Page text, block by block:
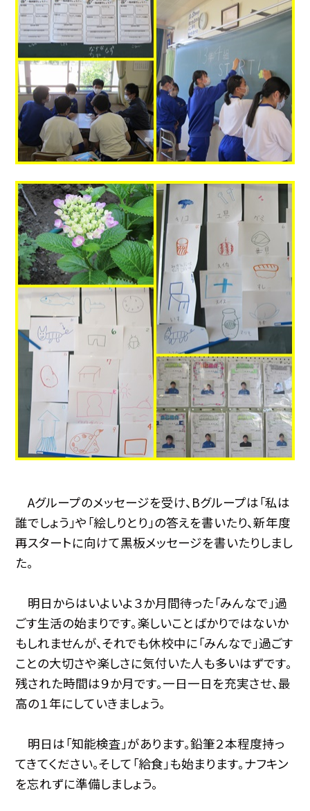
Aグループのメッセージを受け、Bグループは「私は
誰でしょう」や「絵しりとり」の答えを書いたり、新年度
再スタートに向けて黒板メッセージを書いたりしまし
た。
明日からはいよいよ３か月間待った「みんなで」過
ごす生活の始まりです。楽しいことばかりではないか
もしれませんが、それでも休校中に「みんなで」過ごす
ことの大切さや楽しさに気付いた人も多いはずです。
残された時間は９か月です。一日一日を充実させ、最
高の１年にしていきましょう。
明日は「知能検査」があります。鉛筆２本程度持っ
てきてください。そして「給食」も始まります。ナフキン
を忘れずに準備しましょう。